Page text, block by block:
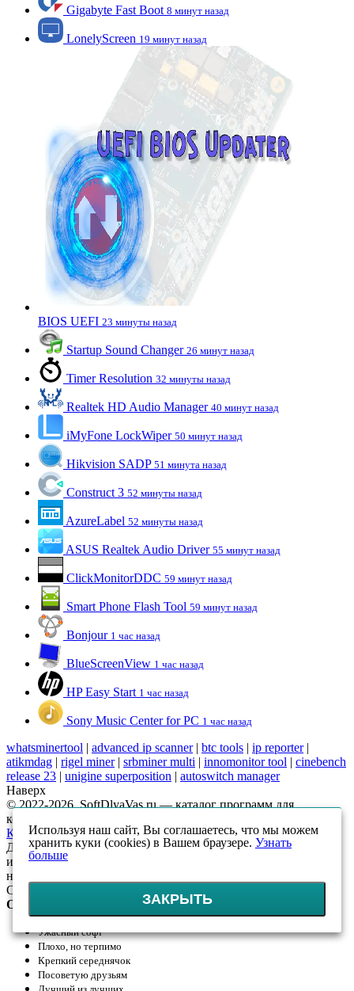
Gigabyte Fast Boot 8 минут назад
LonelyScreen 19 минут назад
BIOS UEFI 23 минуты назад
Startup Sound Changer 26 минут назад
Timer Resolution 32 минуты назад
Realtek HD Audio Manager 40 минут назад
iMyFone LockWiper 50 минут назад
Hikvision SADP 51 минута назад
Construct 3 52 минуты назад
AzureLabel 52 минуты назад
ASUS Realtek Audio Driver 55 минут назад
ClickMonitorDDC 59 минут назад
Smart Phone Flash Tool 59 минут назад
Bonjour 1 час назад
BlueScreenView 1 час назад
HP Easy Start 1 час назад
Sony Music Center for PC 1 час назад
whatsminertool | advanced ip scanner| btc tools | ip reporter|
atikmdag | rigel miner| srbminer multi | innomonitor tool | cinebench
release 23 | unigine superposition | autoswitch manager
Наверх
© 2022-2026, SoftDlyaVas.ru — каталог программ для
компьютера.
Карта сайта
Данный интернет-сайт носит исключительно
информационный характер и ни при каких условиях
не является публичной офертой, определяемой положениями
Статьи 437 (2) ГК РФ
Оцените!
Ужасный софт
Плохо, но терпимо
Крепкий середнячок
Посоветую друзьям
Используя наш сайт, Вы соглашаетесь, что мы можем
хранить куки (cookies) в Вашем браузере. Узнать
больше
ЗАКРЫТЬ